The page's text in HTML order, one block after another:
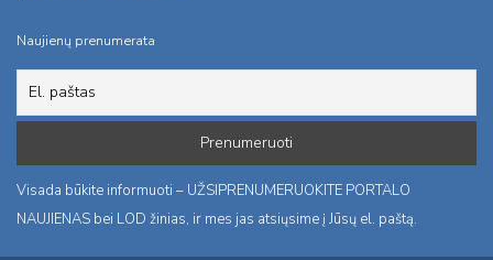
Naujienų prenumerata
Visada būkite informuoti – UŽSIPRENUMERUOKITE PORTALO
NAUJIENAS bei LOD žinias, ir mes jas atsiųsime į Jūsų el. paštą.